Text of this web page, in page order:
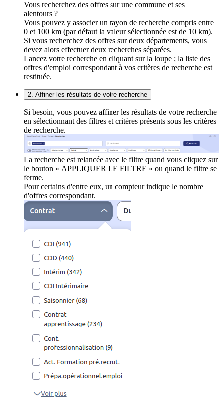
Vous recherchez des offres sur une commune et ses
alentours ?
Vous pouvez y associer un rayon de recherche compris entre
0 et 100 km (par défaut la valeur sélectionnée est de 10 km).
Si vous recherchez des offres sur deux départements, vous
devez alors effectuer deux recherches séparées.
Lancez votre recherche en cliquant sur la loupe ; la liste des
offres d'emploi correspondant à vos critères de recherche est
restituée.
2. Affiner les résultats de votre recherche
Si besoin, vous pouvez affiner les résultats de votre recherche
en sélectionnant des filtres et critères présents sous les critères
de recherche.
La recherche est relancée avec le filtre quand vous cliquez sur
le bouton « APPLIQUER LE FILTRE » ou quand le filtre se
ferme.
Pour certains d'entre eux, un compteur indique le nombre
d'offres correspondant.